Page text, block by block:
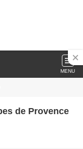
MENU
Recette cookeo poulet aux herbes de Provence